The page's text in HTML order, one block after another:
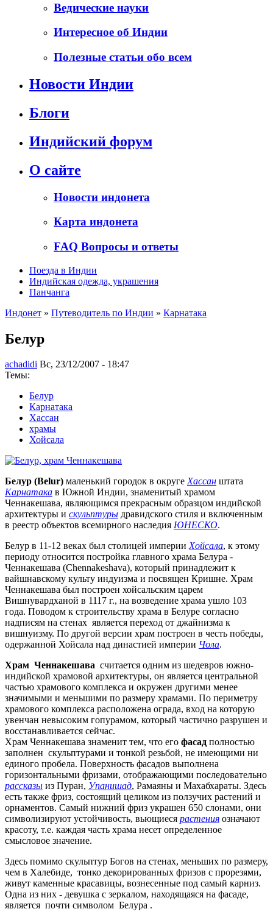
Ведические науки
Интересное об Индии
Полезные статьи обо всем
Новости Индии
Блоги
Индийский форум
О сайте
Новости индонета
Карта индонета
FAQ Вопросы и ответы
Поезда в Индии
Индийская одежда, украшения
Панчанга
Индонет » Путеводитель по Индии » Карнатака
Белур
achadidi Вс, 23/12/2007 - 18:47
Темы:
Белур
Карнатака
Хассан
храмы
Хойсала
Белур (Belur) маленький городок в округеХассан штата
Карнатака в Южной Индии, знаменитый храмом
Ченнакешава, являющимся прекрасным образцом индийской
архитектуры и скульптуры дравидского стиля и включенным
в реестр объектов всемирного наследия ЮНЕСКО.
Белур в 11-12 веках был столицей империиХойсала, к этому
периоду относится постройка главного храма Белура -
Ченнакешава (Chennakeshava), который принадлежит к
вайшнавскому культу индуизма и посвящен Кришне. Храм
Ченнакешава был построен хойсальским царем
Вишнувардханой в 1117 г., на возведение храма ушло 103
года. Поводом к строительству храма в Белуре согласно
надписям на стенах является переход от джайнизма к
вишнуизму. По другой версии храм построен в честь победы,
одержанной Хойсала над династией империи Чола.
Храм Ченнакешава считается одним из шедевров южно-
индийской храмовой архитектуры, он является центральной
частью храмового комплекса и окружен другими менее
значимыми и меньшими по размеру храмами. По периметру
храмового комплекса расположена ограда, вход на которую
увенчан невысоким гопурамом, который частично разрушен и
восстанавливается сейчас.
Храм Ченнакешава знаменит тем, что его фасад полностью
заполнен скульптурами и тонкой резьбой, не имеющими ни
единого пробела. Поверхность фасадов выполнена
горизонтальными фризами, отображающими последовательно
рассказы из Пуран, Упанишад, Рамаяны и Махабхараты. Здесь
есть также фриз, состоящий целиком из ползучих растений и
орнаментов. Самый нижний фриз украшен 650 слонами, они
символизируют устойчивость, вьющиеся растения означают
красоту, т.е. каждая часть храма несет определенное
смысловое значение.
Здесь помимо скульптур Богов на стенах, меньших по размеру,
чем в Халебиде, тонко декорированных фризов с прорезями,
живут каменные красавицы, вознесенные под самый карниз.
Одна из них - девушка с зеркалом, находящаяся на фасаде,
является почти символом Белура .